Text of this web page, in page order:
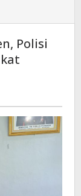
Polisi